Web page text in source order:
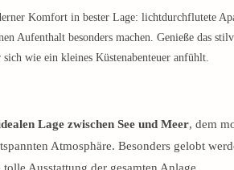
Komfort in bester Lage: lichtdurchflutete
Aufenthalt besonders machen. Genieße das
sich wie ein kleines Küstenabenteuer anfühlt.
Lage zwischen See und Meer, dem
Atmosphäre. Besonders gelobt